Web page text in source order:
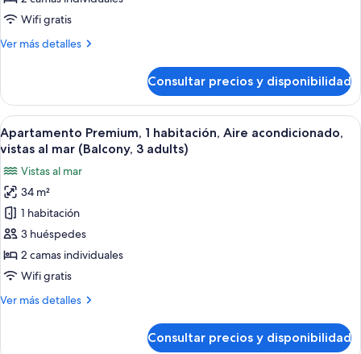
habitación,
acondicionado,
mar
(Balcony,
2
adults+
1
child)
Wifi gratis
Ver más detalles
Más
Premium,
habitación,
Aire
vistas
al
mar
(Balcony,
2
child)
Consultar precios y disponibilidad
Abrir
todas
fotos
de
Apartamento
Premium,
1
habitación,
acondicionado,
Una terraza con mesa y sillas, un
12
Apartamento Premium, 1 habitación, Aire acondicionado,
vistas al mar (Balcony, 3 adults)
Vistas al mar
34 m²
1 habitación
3 huéspedes
2 camas individuales
Wifi gratis
Ver más detalles
Más
Consultar precios y disponibilidad